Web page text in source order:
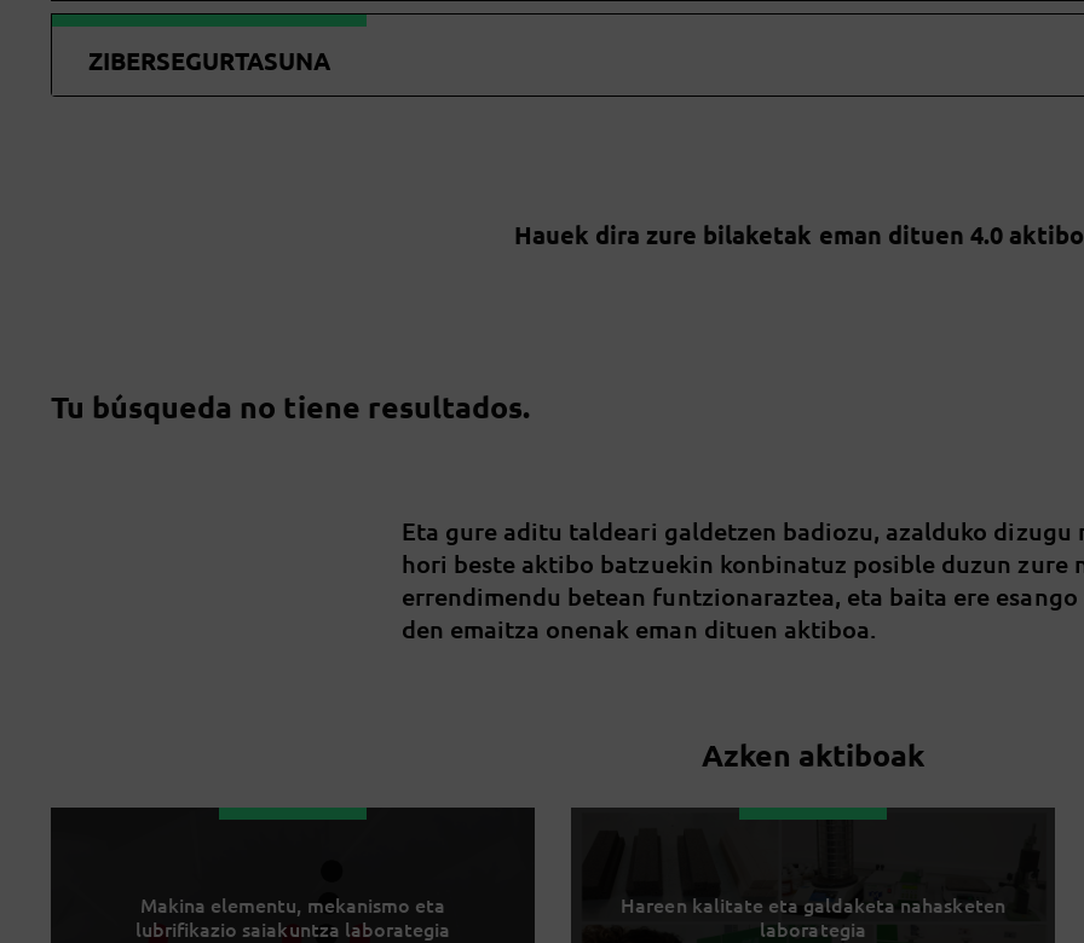
ZIBERSEGURTASUNA
Hauek dira zure bilaketak eman dituen 4.0
Tu búsqueda no tiene resultados.
Eta gure aditu taldeari galdetzen badiozu, azalduko dizugu
hori beste aktibo batzuekin konbinatuz posible duzun zure
errendimendu betean funtzionaraztea, eta baita ere
den emaitza onenak eman dituen aktiboa.
Azken aktiboak
Makina elementu, mekanismo eta
lubrifikazio saiakuntza laborategia
Hareen kalitate eta galdaketa nahasketen
laborategia